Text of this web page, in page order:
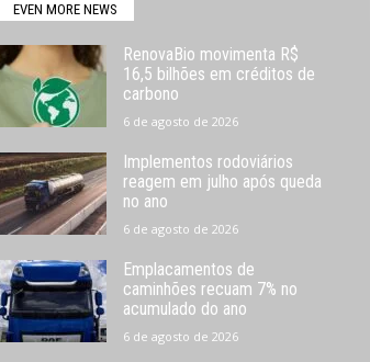
EVEN MORE NEWS
RenovaBio movimenta R$
16,5 bilhões em créditos de
carbono
6 de agosto de 2026
Implementos rodoviários
reagem em julho após queda
no ano
6 de agosto de 2026
Emplacamentos de
caminhões recuam 7% no
acumulado do ano
6 de agosto de 2026